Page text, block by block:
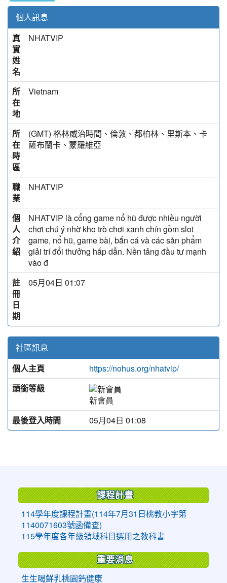
個人訊息
真
實
姓
名
NHATVIP
所
在
地
Vietnam
所
在
時
區
(GMT) 格林威治時間、倫敦、都柏林、里斯本、卡
薩布蘭卡、蒙羅維亞
職
業
NHATVIP
個
人
介
紹
NHATVIP là cổng game nổ hũ được nhiều người
chơi chú ý nhờ kho trò chơi xanh chín gồm slot
game, nổ hũ, game bài, bắn cá và các sản phẩm
giải trí đổi thưởng hấp dẫn. Nền tảng đầu tư mạnh
vào đ
註
冊
日
期
05月04日 01:07
社區訊息
個人主頁
https://nohus.org/nhatvip/
頭銜等級
新會員
最後登入時間
05月04日 01:08
課程計畫
114學年度課程計畫(114年7月31日桃教小字第
1140071603號函備查)
115學年度各年級領域科目選用之教科書
重要消息
生生喝鮮乳桃園鈣健康